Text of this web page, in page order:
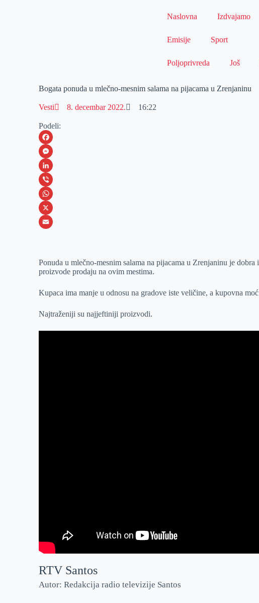
Naslovna Izdvajamo
Emisije Sport
Poljoprivreda Još
Bogata ponuda u mlečno-mesnim salama na pijacama u Zrenjaninu
Vesti 8. decembar 2022. 16:22
Podeli:
F
a
c
e
b
o
M
e
s
s
e
e
r
L
i
n
k
I
n
V
i
b
W
h
s
A
p
X
a
i
l
Ponuda u mlečno-mesnim salama na pijacama u Zrenjaninu je
proizvode prodaju na ovim mestima.
Kupaca ima manje u odnosu na gradove iste veličine, a kupovna
Najtraženiji su najjeftiniji proizvodi.
RTV Santos
Autor: Redakcija radio televizije Santos